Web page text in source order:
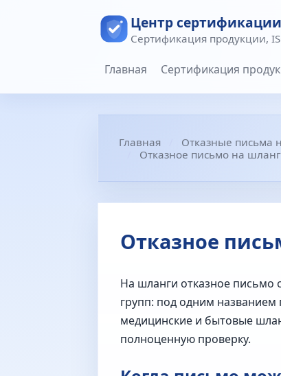
Центр
Сертификация продукции,
Главная Сертификация
Главная Отказные письма
Отказное письмо на
Отказное
На шланги отказное письмо
групп: под одним
медицинские и бытовые
полноценную проверку.